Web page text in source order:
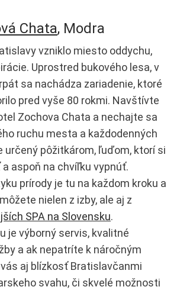
Chata, Modra
vzniklo miesto oddychu,
Uprostred bukového lesa, v
sa nachádza zariadenie, ktoré
pred vyše 80 rokmi. Navštívte
Zochova Chata a nechajte sa
ruchu mesta a každodenných
určený pôžitkárom, ľuďom, ktorí si
aspoň na chvíľku vypnúť.
prírody je tu na každom kroku a
nielen z izby, ale aj z
SPA na Slovensku.
je výborný servis, kvalitné
a ak nepatríte k náročným
aj blízkosť Bratislavčanmi
svahu, či skvelé možnosti